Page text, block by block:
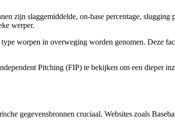
zijn slaggemiddelde, on-base percentage, slugging
werper.
worpen in overweging worden genomen. Deze
Pitching (FIP) te bekijken om een dieper
gegevensbronnen cruciaal. Websites zoals